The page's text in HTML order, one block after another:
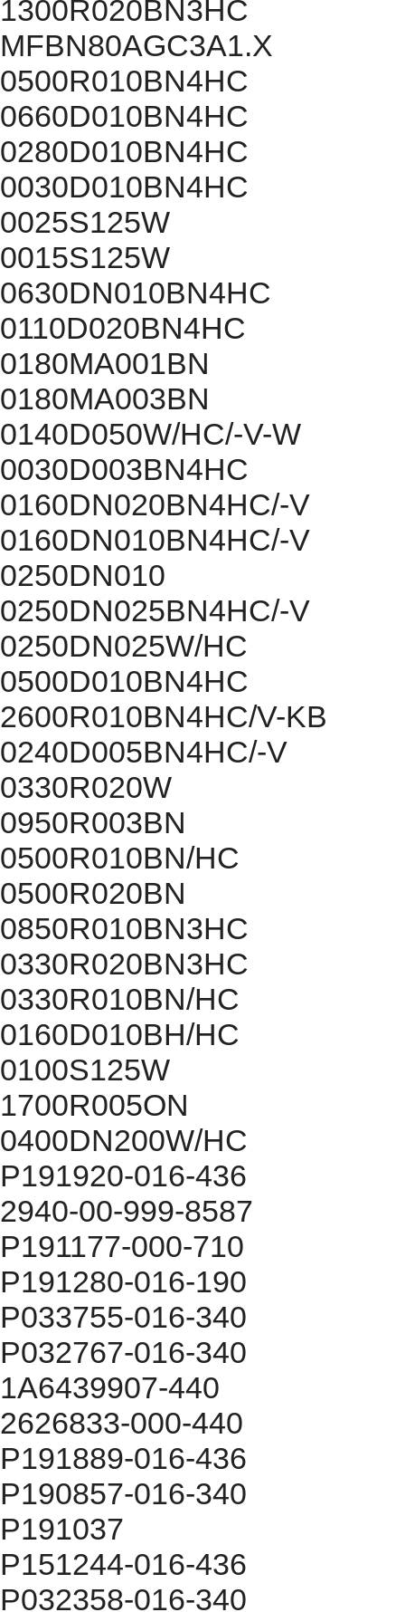
1300R020BN3HC
MFBN80AGC3A1.X
0500R010BN4HC
0660D010BN4HC
0280D010BN4HC
0030D010BN4HC
0025S125W
0015S125W
0630DN010BN4HC
0110D020BN4HC
0180MA001BN
0180MA003BN
0140D050W/HC/-V-W
0030D003BN4HC
0160DN020BN4HC/-V
0160DN010BN4HC/-V
0250DN010
0250DN025BN4HC/-V
0250DN025W/HC
0500D010BN4HC
2600R010BN4HC/V-KB
0240D005BN4HC/-V
0330R020W
0950R003BN
0500R010BN/HC
0500R020BN
0850R010BN3HC
0330R020BN3HC
0330R010BN/HC
0160D010BH/HC
0100S125W
1700R005ON
0400DN200W/HC
P191920-016-436
2940-00-999-8587
P191177-000-710
P191280-016-190
P033755-016-340
P032767-016-340
1A6439907-440
2626833-000-440
P191889-016-436
P190857-016-340
P191037
P151244-016-436
P032358-016-340